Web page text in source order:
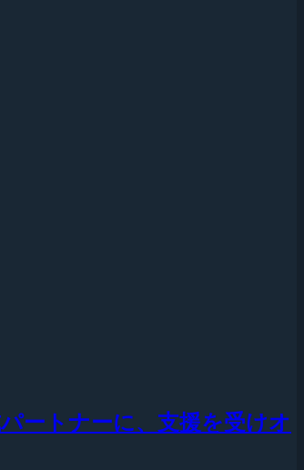
ートナーに、支援を受けオ